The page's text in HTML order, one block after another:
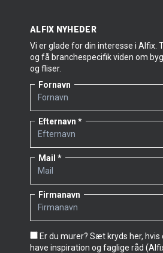
ALFIX NYHEDER
Vi er glade for din interesse i Alfix.
og få branchespecifik viden om
og fliser.
Fornavn
Efternavn
Mail
Firmanavn
Er du murer? Sæt kryds her, hvis
have inspiration og faglige råd